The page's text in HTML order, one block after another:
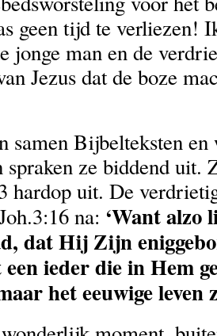
geen tijd te verliezen!
jonge man en de
Jezus dat de boze
samen Bijbelteksten
spraken ze biddend uit.
hardop uit. De
na: ‘Want alzo
dat Hij Zijn
ieder die in Hem
het eeuwige leven